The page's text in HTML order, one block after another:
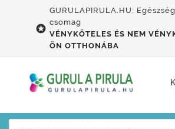

GURULAPIRULA.HU:
csomag
VÉNYKÖTELES ÉS NEM
ÖN OTTHONÁBA